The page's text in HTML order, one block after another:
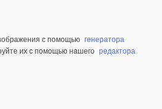
с помощью генератора
их с помощью нашего редактора